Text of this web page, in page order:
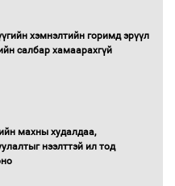
хэмнэлтийн горимд эрүүл
салбар хамаарахгүй
махны худалдаа,
нээлттэй ил тод